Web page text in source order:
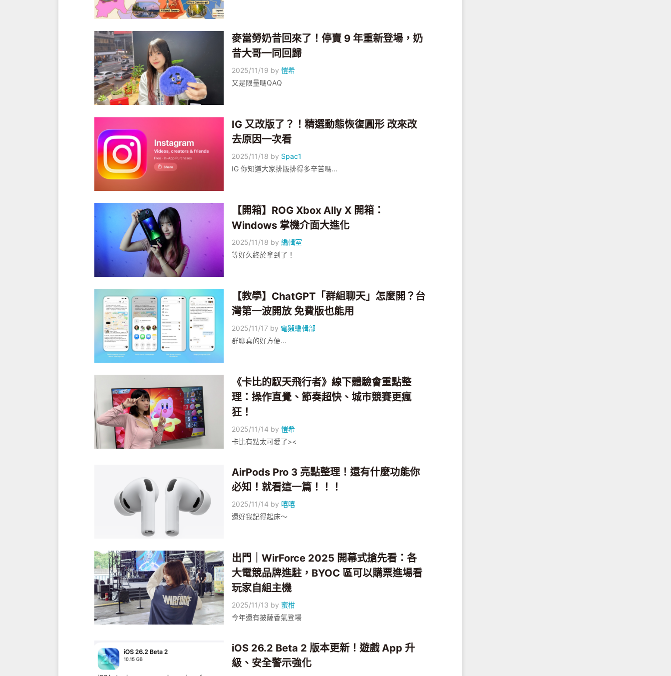
麥當勞奶昔回來了！停賣 9 年重新登場，奶
昔大哥一同回歸
2025/11/19 by愷希
又是限量嗎QAQ
IG 又改版了？！精選動態恢復圓形 改來改
去原因一次看
2025/11/18 by Spac1
IG 你知道大家排版排得多辛苦嗎...
【開箱】ROG Xbox Ally X 開箱：
Windows 掌機介面大進化
2025/11/18 by編輯室
等好久終於拿到了！
【教學】ChatGPT「群組聊天」怎麼開？台
灣第一波開放 免費版也能用
2025/11/17 by 電獺編輯部
群聊真的好方便...
《卡比的馭天飛行者》線下體驗會重點整
理：操作直覺、節奏超快、城市競賽更瘋
狂！
2025/11/14 by愷希
卡比有點太可愛了><
AirPods Pro 3 亮點整理！還有什麼功能你
必知！就看這一篇！！！
2025/11/14 by 嘻嘻
還好我記得起床～
出門｜WirForce 2025 開幕式搶先看：各
大電競品牌進駐，BYOC 區可以購票進場看
玩家自組主機
2025/11/13 by 蜜柑
今年還有披薩香氣登場
iOS 26.2 Beta 2 版本更新！遊戲 App 升
級、安全警示強化